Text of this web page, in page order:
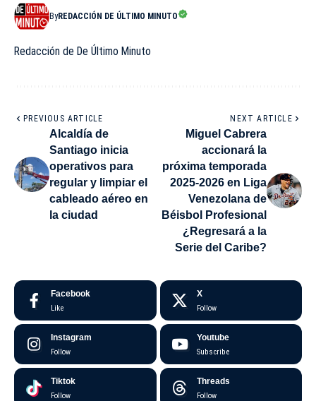
ByREDACCIÓN DE ÚLTIMO MINUTO
Redacción de De Último Minuto
PREVIOUS ARTICLE
Alcaldía de
Santiago inicia
operativos para
regular y limpiar el
cableado aéreo en
la ciudad
NEXT ARTICLE
Miguel Cabrera
accionará la
próxima temporada
2025-2026 en Liga
Venezolana de
Béisbol Profesional
¿Regresará a la
Serie del Caribe?
Facebook
Like
X
Follow
Instagram
Follow
Youtube
Subscribe
Tiktok
Follow
Threads
Follow